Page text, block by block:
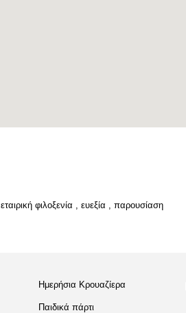
εταιρική φιλοξενία ευεξία παρουσίαση
Ημερήσια Κρουαζίερα
Παιδικά πάρτι